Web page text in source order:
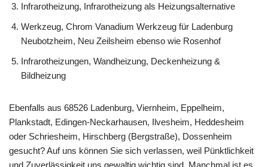
Infrarotheizung, Infrarotheizung als Heizungsalternative
Werkzeug, Chrom Vanadium Werkzeug für Ladenburg
Neubotzheim, Neu Zeilsheim ebenso wie Rosenhof
Infrarotheizungen, Wandheizung, Deckenheizung &
Bildheizung
Ebenfalls aus 68526 Ladenburg, Viernheim, Eppelheim,
Plankstadt, Edingen-Neckarhausen, Ilvesheim, Heddesheim
oder Schriesheim, Hirschberg (Bergstraße), Dossenheim
gesucht? Auf uns können Sie sich verlassen, weil Pünktlichkeit
und Zuverlässigkeit uns gewaltig wichtig sind. Manchmal ist es